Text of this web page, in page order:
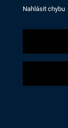
Nahlásit chybu